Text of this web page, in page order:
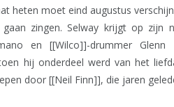
heten moet eind augustus
zingen. Selway krijgt op zijn
en [[Wilco]]-drummer
hij onderdeel werd van het
door [[Neil Finn]], die jaren